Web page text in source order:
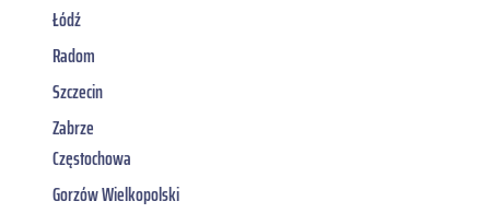
Łódź
Radom
Szczecin
Zabrze
Częstochowa
Gorzów Wielkopolski